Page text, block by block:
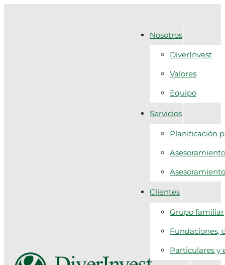
Nosotros
DiverInvest
Valores
Equipo
Servicios
Planificación
Clientes
Grupo familiar
Fundaciones,
Particulares y